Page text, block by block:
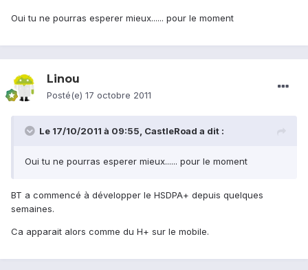
Oui tu ne pourras esperer mieux...... pour le moment
Linou
Posté(e) 17 octobre 2011
Le 17/10/2011 à 09:55, CastleRoad a dit :
Oui tu ne pourras esperer mieux...... pour le moment
BT a commencé à développer le HSDPA+ depuis quelques
semaines.
Ca apparait alors comme du H+ sur le mobile.